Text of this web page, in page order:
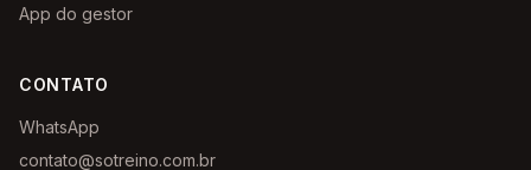
App do gestor
CONTATO
WhatsApp
contato@sotreino.com.br